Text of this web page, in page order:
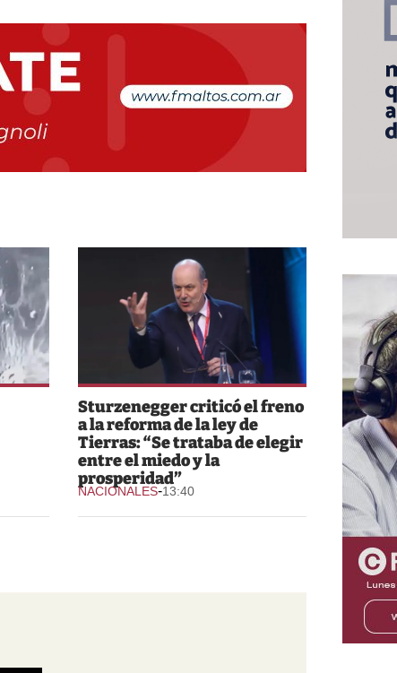
Sturzenegger criticó el freno
a la reforma de la ley de
Tierras: “Se trataba de elegir
entre el miedo y la
prosperidad”
NACIONALES-13:40